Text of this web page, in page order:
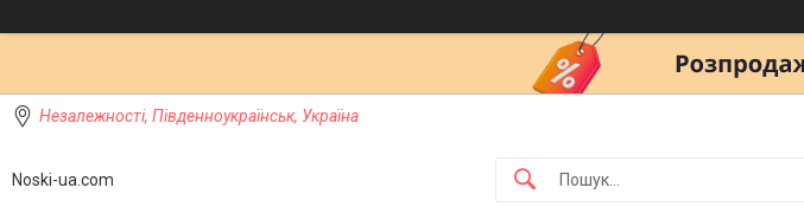
Незалежності, Південноукраїнськ, Україна
Noski-ua.com